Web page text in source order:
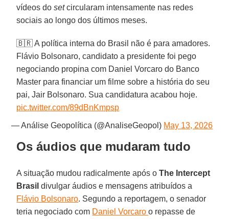
vídeos dosetcircularam intensamente nas redes
sociais ao longo dos últimos meses.
🇧🇷 A política interna do Brasil não é para amadores.
Flávio Bolsonaro, candidato a presidente foi pego
negociando propina com Daniel Vorcaro do Banco
Master para financiar um filme sobre a história do seu
pai, Jair Bolsonaro. Sua candidatura acabou hoje.
pic.twitter.com/89dBnKmpsp
— Análise Geopolítica (@AnaliseGeopol) May 13, 2026
Os áudios que mudaram tudo
A situação mudou radicalmente após oThe Intercept
Brasil divulgar áudios e mensagens atribuídos a
Flávio Bolsonaro. Segundo a reportagem, o senador
teria negociado com Daniel Vorcaroo repasse de